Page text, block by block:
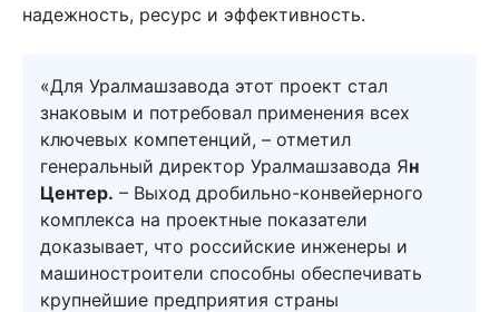
надежность, ресурс и эффективность.
«Для Уралмашзавода этот проект стал
знаковым и потребовал применения всех
ключевых компетенций, – отметил
генеральный директор Уралмашзавода Ян
Центер. – Выход дробильно-конвейерного
комплекса на проектные показатели
доказывает, что российские инженеры и
машиностроители способны обеспечивать
крупнейшие предприятия страны